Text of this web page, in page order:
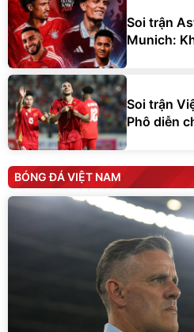
Soi trận
Munich:
Soi trận
Phô diễn
BÓNG ĐÁ VIỆT NAM